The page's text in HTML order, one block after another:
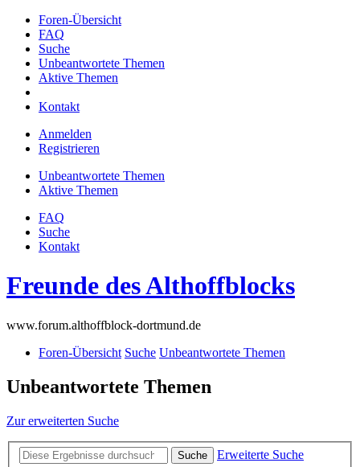
Foren-Übersicht
FAQ
Suche
Unbeantwortete Themen
Aktive Themen
Kontakt
Anmelden
Registrieren
Unbeantwortete Themen
Aktive Themen
FAQ
Suche
Kontakt
Freunde des Althoffblocks
www.forum.althoffblock-dortmund.de
Foren-Übersicht Suche Unbeantwortete Themen
Unbeantwortete Themen
Zur erweiterten Suche
Suche
Erweiterte Suche